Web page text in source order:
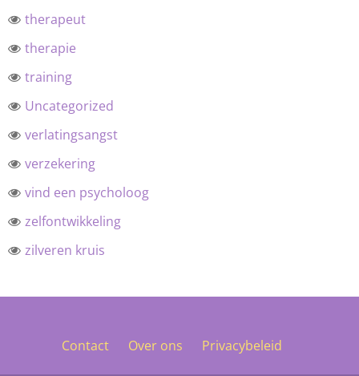
therapeut
therapie
training
Uncategorized
verlatingsangst
verzekering
vind een psycholoog
zelfontwikkeling
zilveren kruis
Contact Over ons Privacybeleid